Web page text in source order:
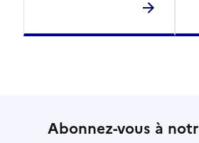
Abonnez-vous à